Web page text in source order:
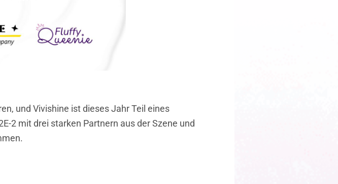
und Vivishine ist dieses Jahr Teil eines
2 mit drei starken Partnern aus der Szene und